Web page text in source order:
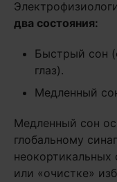
два состояния:
Быстрый сон
глаз).
Медленный
Медленный сон
глобальному
или «очистке»